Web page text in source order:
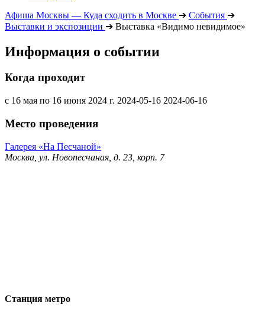
Афиша Москвы — Куда сходить в Москве ➔ События ➔
Выставки и экспозиции ➔ Выставка «Видимо невидимое»
Информация о событии
Когда проходит
с 16 мая по 16 июня 2024 г. 2024-05-16 2024-06-16
Место проведения
Галерея «На Песчаной»
Москва, ул. Новопесчаная, д. 23, корп. 7
Станция метро